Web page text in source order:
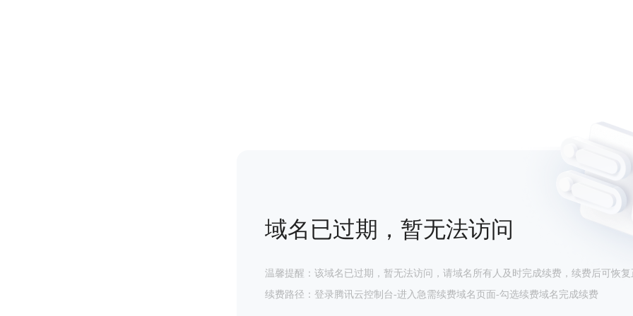
域名已过期，暂无法访问
温馨提醒：该域名已过期，暂无法访问，请域名所有人及时完成续费，续费后可恢复
续费路径：登录腾讯云控制台-进入急需续费域名页面-勾选续费域名完成续费